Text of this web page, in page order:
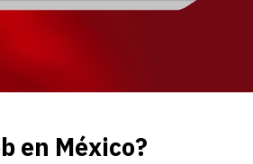
en México?